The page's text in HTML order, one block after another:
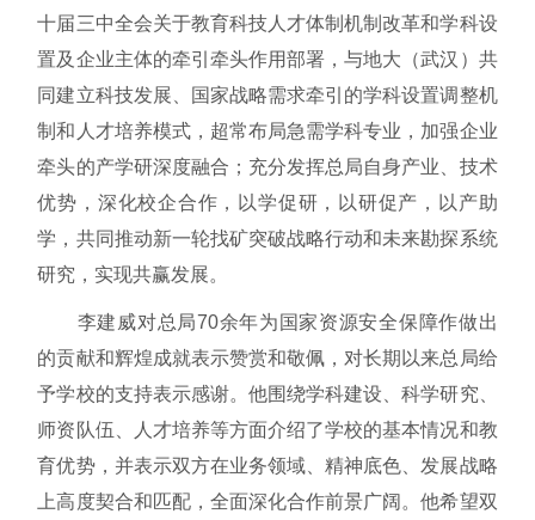
十届三中全会关于教育科技人才体制机制改革和学科设
置及企业主体的牵引牵头作用部署，与地大（武汉）共
同建立科技发展、国家战略需求牵引的学科设置调整机
制和人才培养模式，超常布局急需学科专业，加强企业
牵头的产学研深度融合；充分发挥总局自身产业、技术
优势，深化校企合作，以学促研，以研促产，以产助
学，共同推动新一轮找矿突破战略行动和未来勘探系统
研究，实现共赢发展。
李建威对总局70余年为国家资源安全保障作做出
的贡献和辉煌成就表示赞赏和敬佩，对长期以来总局给
予学校的支持表示感谢。他围绕学科建设、科学研究、
师资队伍、人才培养等方面介绍了学校的基本情况和教
育优势，并表示双方在业务领域、精神底色、发展战略
上高度契合和匹配，全面深化合作前景广阔。他希望双